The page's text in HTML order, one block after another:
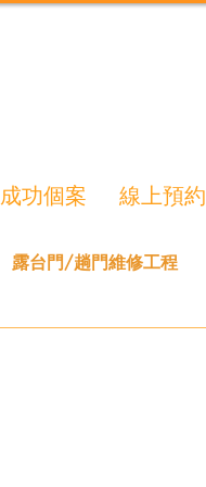
成功個案 線上預約
露台門/趟門維修工程